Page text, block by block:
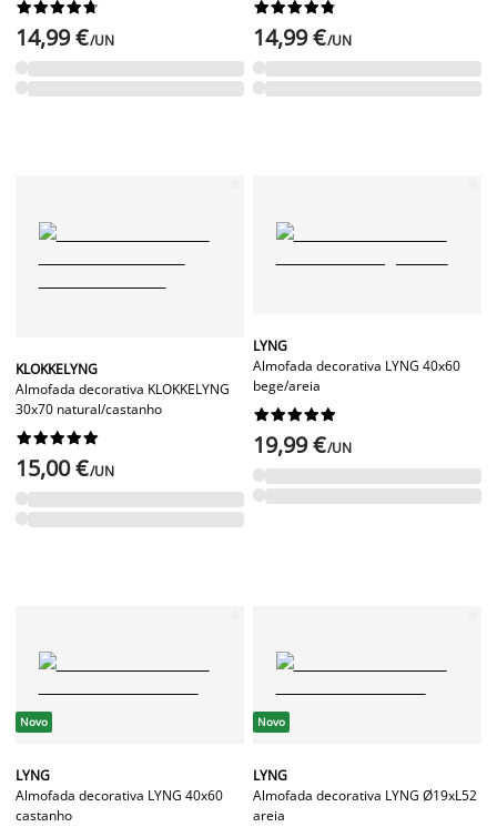






14,99 €/UN






14,99 €/UN
KLOKKELYNG
Almofada decorativa KLOKKELYNG
30x70 natural/castanho






15,00 €/UN
LYNG
Almofada decorativa LYNG 40x60
bege/areia






19,99 €/UN
Novo
LYNG
Almofada decorativa LYNG 40x60
castanho
Novo
LYNG
Almofada decorativa LYNG Ø19xL52
areia